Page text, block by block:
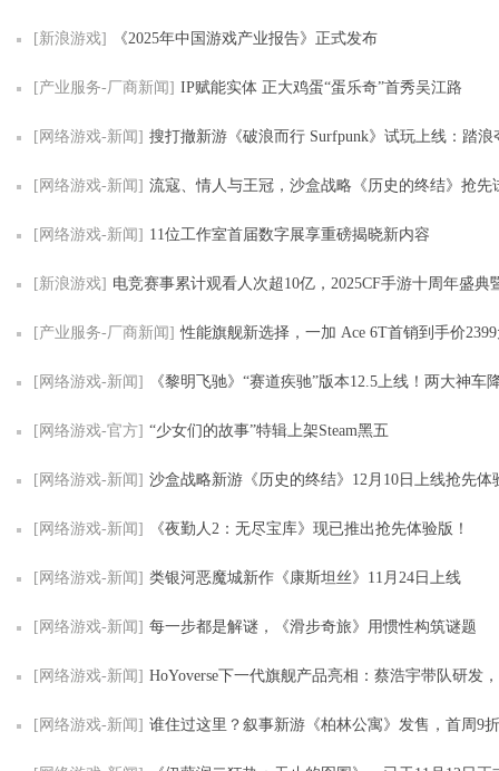
[新浪游戏] 《2025年中国游戏产业报告》正式发布
[产业服务-厂商新闻] IP赋能实体 正大鸡蛋“蛋乐奇”首秀吴江路
[网络游戏-新闻] 搜打撤新游《破浪而行 Surfpunk》试玩上线：踏浪夺宝，在海啸来临前
[网络游戏-新闻] 流寇、情人与王冠，沙盒战略《历史的终结》抢先
[网络游戏-新闻] 11位工作室首届数字展享重磅揭晓新内容
[新浪游戏] 电竞赛事累计观看人次超10亿，2025CF手游十周年盛典暨CFML秋季赛
[产业服务-厂商新闻] 性能旗舰新选择，一加 Ace 6T首销到手价
[网络游戏-新闻] 《黎明飞驰》“赛道疾驰”版本12.5上线！两大神车降临，五大传
[网络游戏-官方] “少女们的故事”特辑上架Steam黑五
[网络游戏-新闻] 沙盒战略新游《历史的终结》12月10日上线抢先体
[网络游戏-新闻] 《夜勤人2：无尽宝库》现已推出抢先体验版！
[网络游戏-新闻] 类银河恶魔城新作《康斯坦丝》11月24日上线
[网络游戏-新闻] 每一步都是解谜，《滑步奇旅》用惯性构筑谜题
[网络游戏-新闻] HoYoverse下一代旗舰产品亮相：蔡浩宇带队研发，沉浸式叙
[网络游戏-新闻] 谁住过这里？叙事新游《柏林公寓》发售，首周9折